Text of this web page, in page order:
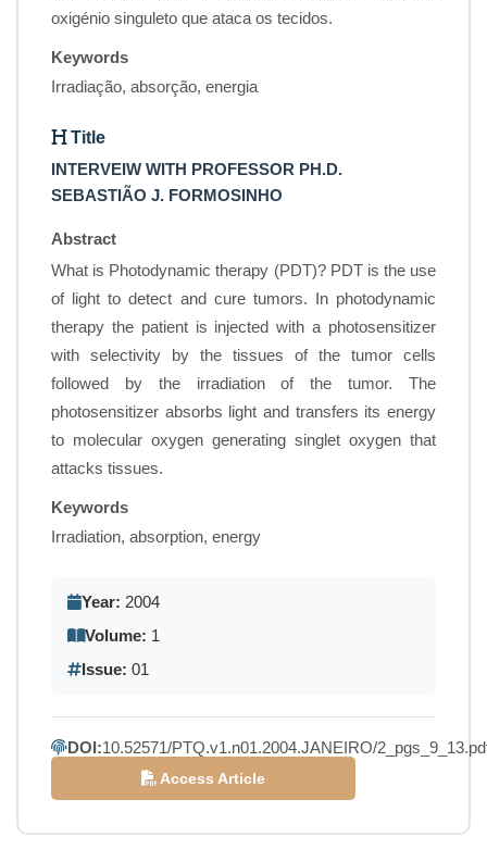
oxigénio singuleto que ataca os tecidos.
Keywords
Irradiação, absorção, energia
Title
INTERVEIW WITH PROFESSOR PH.D.
SEBASTIÃO J. FORMOSINHO
Abstract
What is Photodynamic therapy (PDT)? PDT is the use
of light to detect and cure tumors. In photodynamic
therapy the patient is injected with a photosensitizer
with selectivity by the tissues of the tumor cells
followed by the irradiation of the tumor. The
photosensitizer absorbs light and transfers its energy
to molecular oxygen generating singlet oxygen that
attacks tissues.
Keywords
Irradiation, absorption, energy
Year: 2004
Volume: 1
Issue: 01
DOI:10.52571/PTQ.v1.n01.2004.JANEIRO/
Access Article